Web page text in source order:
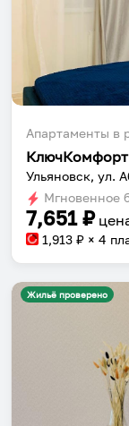
Апартаменты в
КлючКомфорт
Ульяновск, ул.
Мгновенное
7,651₽
1,913 ₽ × 4
Жильё проверено